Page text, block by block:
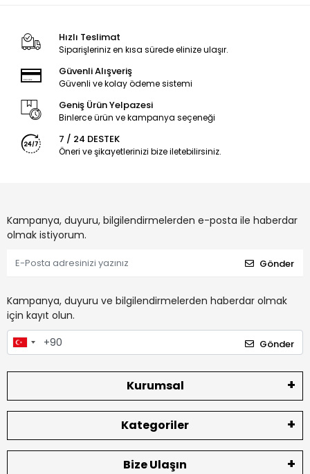
Hızlı Teslimat
Siparişleriniz en kısa sürede elinize ulaşır.
Güvenli Alışveriş
Güvenli ve kolay ödeme sistemi
Geniş Ürün Yelpazesi
Binlerce ürün ve kampanya seçeneği
7 / 24 DESTEK
Öneri ve şikayetlerinizi bize iletebilirsiniz.
Kampanya, duyuru, bilgilendirmelerden e-posta ile haberdar
olmak istiyorum.
Gönder
Kampanya, duyuru ve bilgilendirmelerden haberdar olmak
için kayıt olun.
Gönder
Kurumsal
Kategoriler
Bize Ulaşın